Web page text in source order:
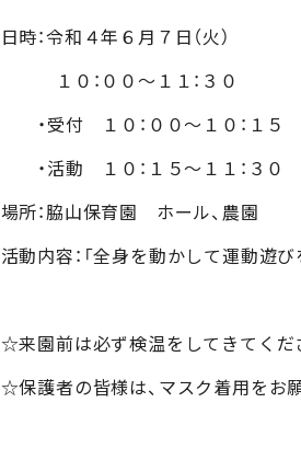
日時：令和４年６月７日（火）
１０：００～１１：３０
・受付 １０：００～１０：１５
・活動 １０：１５～１１：３０
場所：脇山保育園 ホール、農園
活動内容：「全身を動かして運動遊び
☆来園前は必ず検温をしてきてくだ
☆保護者の皆様は、マスク着用をお